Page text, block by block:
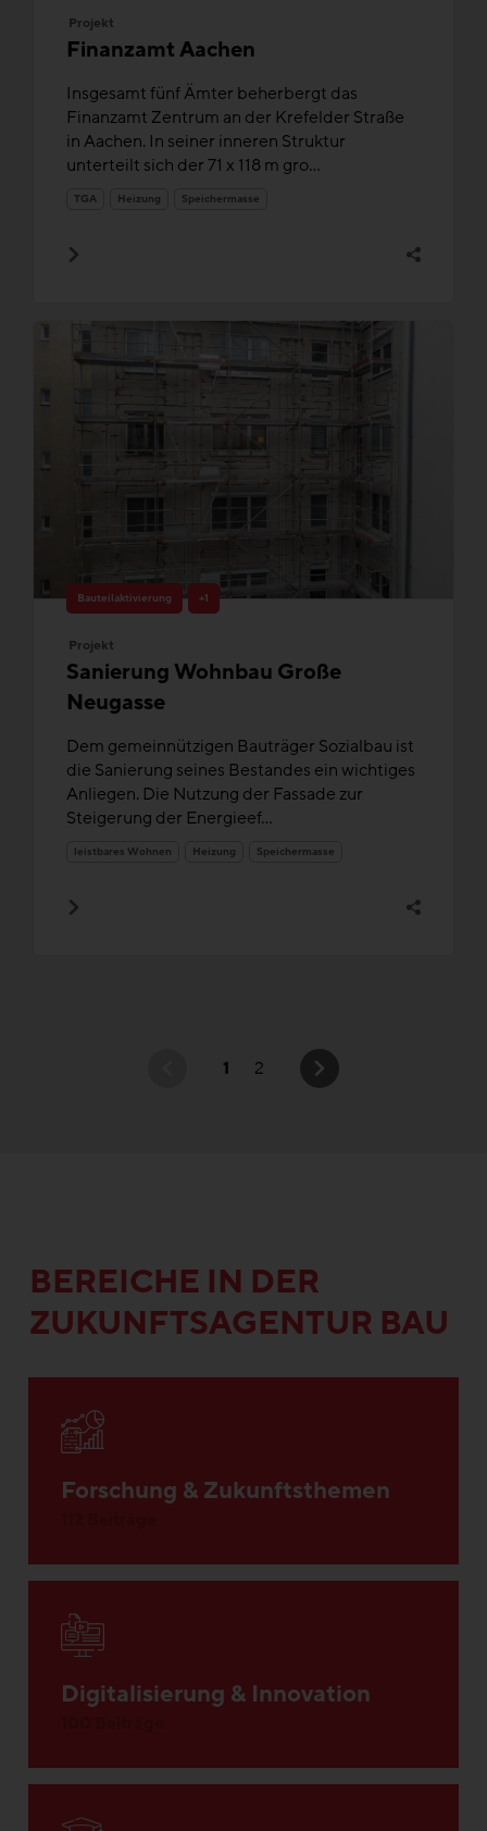
Projekt
Finanzamt Aachen
Insgesamt fünf Ämter beherbergt das
Finanzamt Zentrum an der Krefelder Straße
in Aachen. In seiner inneren Struktur
unterteilt sich der 71 x 118 m gro...
TGA Heizung Speichermasse
Bauteilaktivierung +1
Projekt
Sanierung Wohnbau Große
Neugasse
Dem gemeinnützigen Bauträger Sozialbau ist
die Sanierung seines Bestandes ein wichtiges
Anliegen. Die Nutzung der Fassade zur
Steigerung der Energieef...
leistbares Wohnen Heizung Speichermasse
1 2
BEREICHE IN DER
ZUKUNFTSAGENTUR BAU
Forschung & Zukunftsthemen
Digitalisierung & Innovation